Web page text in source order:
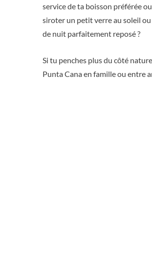
service de ta boisson préférée
siroter un petit verre au soleil
de nuit parfaitement reposé ?
Si tu penches plus du côté
Punta Cana en famille ou entre